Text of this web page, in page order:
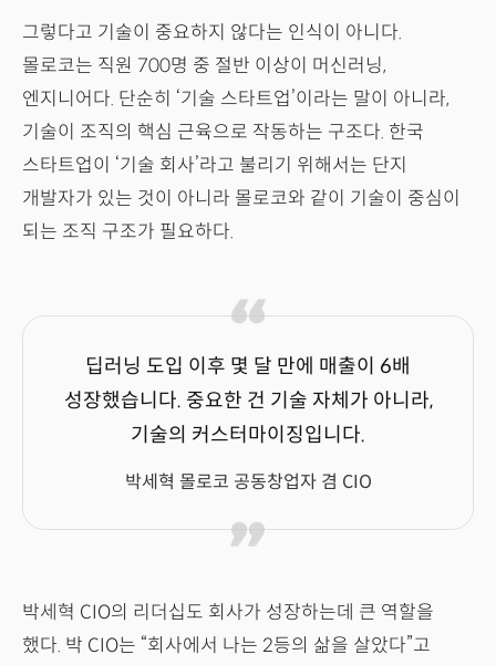
그렇다고 기술이 중요하지 않다는 인식이 아니다.
몰로코는 직원 700명 중 절반 이상이 머신러닝,
엔지니어다. 단순히 ‘기술 스타트업’이라는 말이 아니라,
기술이 조직의 핵심 근육으로 작동하는 구조다. 한국
스타트업이 ‘기술 회사’라고 불리기 위해서는 단지
개발자가 있는 것이 아니라 몰로코와 같이 기술이 중심이
되는 조직 구조가 필요하다.
딥러닝 도입 이후 몇 달 만에 매출이 6배
성장했습니다. 중요한 건 기술 자체가 아니라,
기술의 커스터마이징입니다.
박세혁 몰로코 공동창업자 겸 CIO
박세혁 CIO의 리더십도 회사가 성장하는데 큰 역할을
했다. 박 CIO는 “회사에서 나는 2등의 삶을 살았다”고